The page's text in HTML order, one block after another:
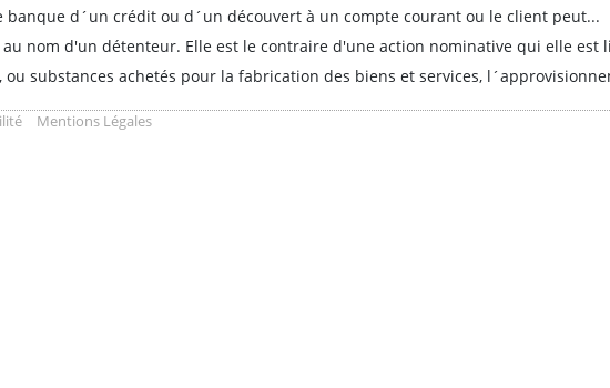
banque d´un crédit ou d´un découvert à un compte courant ou le client peut...
nom d'un détenteur. Elle est le contraire d'une action nominative qui elle est
ou substances achetés pour la fabrication des biens et services,
Mentions Légales